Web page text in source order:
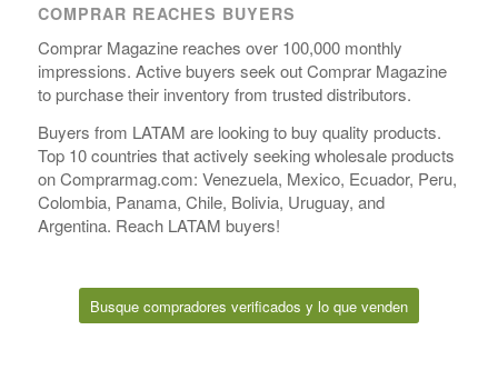
COMPRAR REACHES BUYERS
Comprar Magazine reaches over 100,000 monthly
impressions. Active buyers seek out Comprar Magazine
to purchase their inventory from trusted distributors.
Buyers from LATAM are looking to buy quality products.
Top 10 countries that actively seeking wholesale products
on Comprarmag.com: Venezuela, Mexico, Ecuador, Peru,
Colombia, Panama, Chile, Bolivia, Uruguay, and
Argentina. Reach LATAM buyers!
Busque compradores verificados y lo que venden